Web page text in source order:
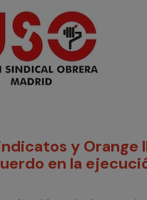
y Orange
en la